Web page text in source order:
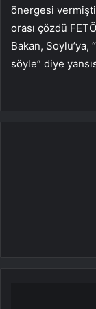
önergesi
orası çözdü
Bakan,
söyle” diye